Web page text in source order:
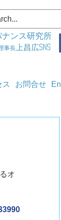
ナンス研究所
事長 上昌広SNS
ス お問合せ
オ